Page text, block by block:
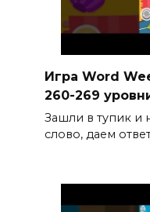
Игра Word
260-269
Зашли в тупик и
слово, даем